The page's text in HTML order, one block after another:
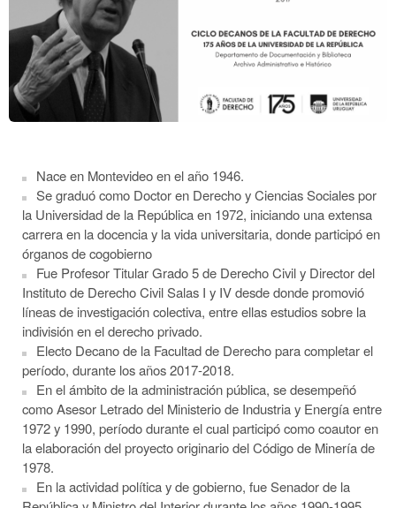
Nace en Montevideo en el año 1946.
Se graduó como Doctor en Derecho y Ciencias Sociales por
la Universidad de la República en 1972, iniciando una extensa
carrera en la docencia y la vida universitaria, donde participó en
órganos de cogobierno
Fue Profesor Titular Grado 5 de Derecho Civil y Director del
Instituto de Derecho Civil Salas I y IVdesde donde promovió
líneas de investigación colectiva, entre ellas estudios sobre la
indivisión en el derecho privado.
Electo Decano de la Facultad de Derecho para completar el
período, durante los años 2017-2018.
En el ámbito de la administración pública, se desempeñó
como Asesor Letrado del Ministerio de Industria y Energía entre
1972 y 1990, período durante el cual participó como coautor en
la elaboración del proyecto originario del Código de Minería de
1978.
En la actividad política y de gobierno, fue Senador de la